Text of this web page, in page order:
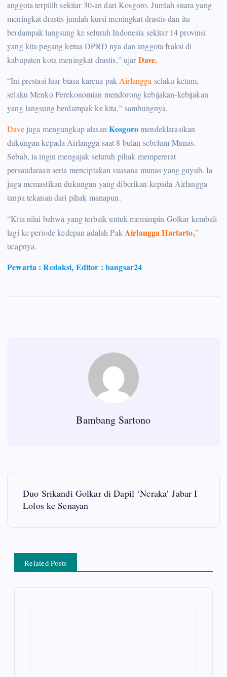
anggota terpilih sekitar 30-an dari Kosgoro. Jumlah suara yang
meningkat drastis jumlah kursi meningkat drastis dan itu
berdampak langsung ke seluruh Indonesia sekitar 14 provinsi
yang kita pegang ketua DPRD nya dan anggota fraksi di
kabupaten kota meningkat drastis,” ujarDave.
“Ini prestasi luar biasa karena pakAirlangga selaku ketum,
selaku Menko Perekonomian mendorong kebijakan-kebijakan
yang langsung berdampak ke kita,” sambungnya.
Davejuga mengungkap alasanKosgoromendeklarasikan
dukungan kepada Airlangga saat 8 bulan sebelum Munas.
Sebab, ia ingin mengajak seluruh pihak mempererat
persaudaraan serta menciptakan suasana munas yang guyub. Ia
juga memastikan dukungan yang diberikan kepada Airlangga
tanpa tekanan dari pihak manapun.
“Kita nilai bahwa yang terbaik untuk memimpin Golkar kembali
lagi ke periode kedepan adalah Pak Airlangga Hartarto,”
ucapnya.
Pewarta : Redaksi, Editor : bangsar24
Bambang Sartono
Duo Srikandi Golkar di Dapil ‘Neraka’ Jabar I
Lolos ke Senayan
Related Posts